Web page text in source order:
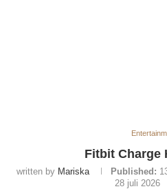
Fitbit Charge
written by Mariska Published:
28 juli 2026